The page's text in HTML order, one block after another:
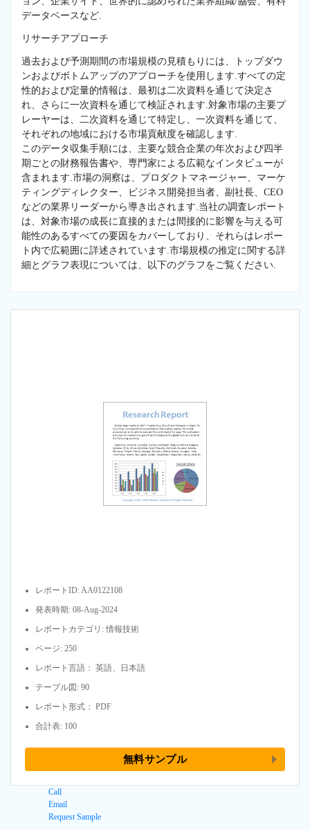
データベースなど.
リサーチアプローチ
過去および予測期間の市場規模の見積もりには、トップダウ
ンおよびボトムアップのアプローチを使用します.すべての定
性的および定量的情報は、最初は二次資料を通じて決定さ
れ、さらに一次資料を通じて検証されます.対象市場の主要プ
レーヤーは、二次資料を通じて特定し、一次資料を通じて、
それぞれの地域における市場貢献度を確認します.
このデータ収集手順には、主要な競合企業の年次および四半
期ごとの財務報告書や、専門家による広範なインタビューが
含まれます.市場の洞察は、プロダクトマネージャー、マーケ
ティングディレクター、ビジネス開発担当者、副社長、CEO
などの業界リーダーから導き出されます.当社の調査レポート
は、対象市場の成長に直接的または間接的に影響を与える可
能性のあるすべての要因をカバーしており、それらはレポー
ト内で広範囲に詳述されています.市場規模の推定に関する詳
細とグラフ表現については、以下のグラフをご覧ください.
レポートID: AA0122108
発表時期: 08-Aug-2024
レポートカテゴリ: 情報技術
ページ: 250
レポート言語： 英語、日本語
テーブル図: 90
レポート形式： PDF
合計表: 100
無料サンプル
Call
Email
Request Sample